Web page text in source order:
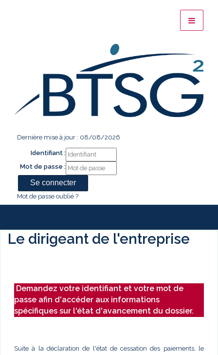
Dernière mise à jour : 08/08/2026
Identifiant :
Mot de passe :
Mot de passe oublié ?
Le dirigeant de l'entreprise
Demandez votre identifiant et votre mot de
passe afin d'accéder aux informations
spécifiques sur l'état d'avancement du dossier.
Suite à la déclaration de l'état de cessation des paiements, le